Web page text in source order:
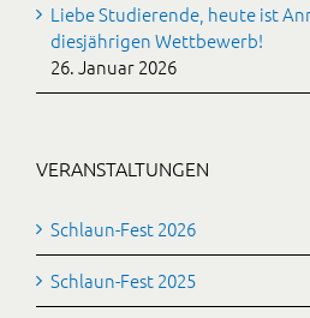
Liebe Studierende, heute ist
diesjährigen Wettbewerb!
26. Januar 2026
VERANSTALTUNGEN
Schlaun-Fest 2026
Schlaun-Fest 2025